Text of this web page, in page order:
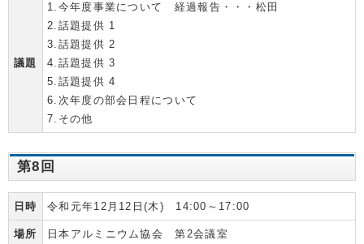
議題
1.今年度事業について 経過報告・・・松田
2.話題提供 1
3.話題提供 2
4.話題提供 3
5.話題提供 4
6.次年度の部会日程について
7.その他
第8回
日時 令和元年12月12日(木) 14:00～17:00
場所 日本アルミニウム協会 第2会議室